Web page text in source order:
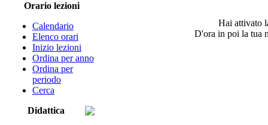
Orario lezioni
Calendario
Elenco orari
Inizio lezioni
Ordina per anno
Ordina per
periodo
Cerca
Didattica
Hai attivato
D'ora in poi la tua